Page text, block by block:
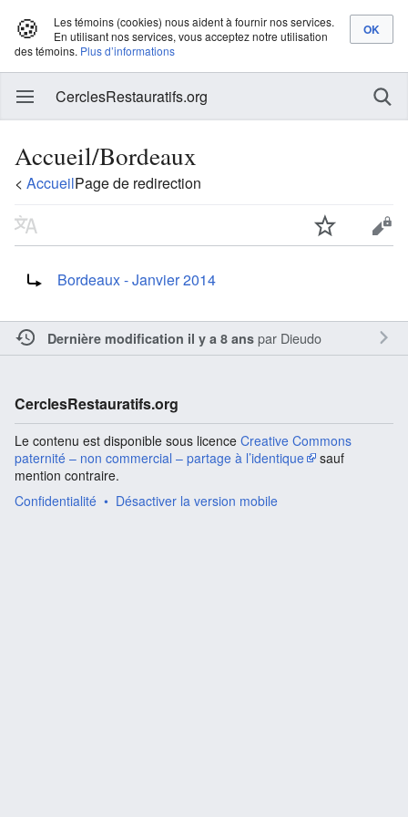
🍪
Les témoins (cookies) nous aident à fournir nos services.
En utilisant nos services, vous acceptez notre utilisation
des témoins. Plus d’informations
CerclesRestauratifs.org
Accueil/Bordeaux
< AccueilPage de redirection
Bordeaux - Janvier 2014
Dernière modification il y a 8 anspar Dieudo
CerclesRestauratifs.org
Le contenu est disponible sous licence Creative Commons
paternité – non commercial – partage à l’identique
sauf
mention contraire.
Confidentialité
Désactiver la version mobile